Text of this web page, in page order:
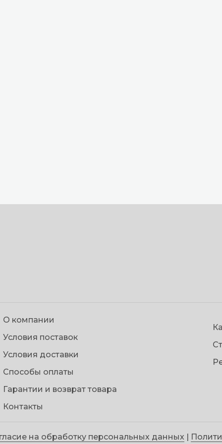
О компании
Условия поставок
Условия доставки
Способы оплаты
Гарантии и возврат товара
Контакты
на обработку персональных данных |